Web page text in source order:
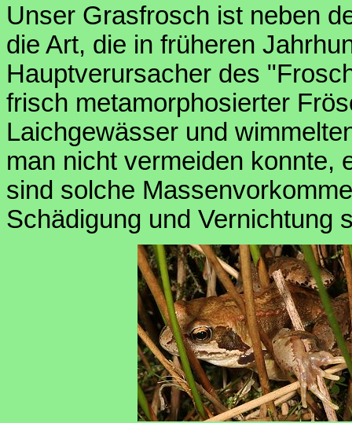
Unser Grasfrosch ist neben
die Art, die in früheren
Hauptverursacher des
frisch metamorphosierter
Laichgewässer und
man nicht vermeiden konnte,
sind solche
Schädigung und Vernichtung